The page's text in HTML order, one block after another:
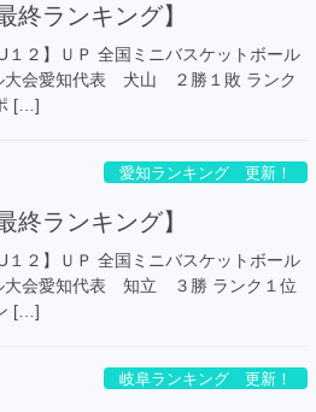
終ランキング】
２】ＵＰ 全国ミニバスケットボール
大会愛知代表 犬山 ２勝１敗 ランク
[…]
愛知ランキング 更新！
終ランキング】
２】ＵＰ 全国ミニバスケットボール
大会愛知代表 知立 ３勝 ランク１位
[…]
岐阜ランキング 更新！